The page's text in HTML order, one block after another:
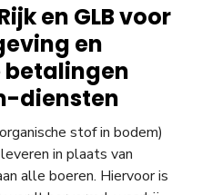
en GLB voor
en
betalingen
diensten
stof in bodem)
in plaats van
alle boeren. Hiervoor is